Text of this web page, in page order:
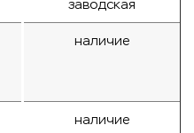
заводская
наличие
наличие